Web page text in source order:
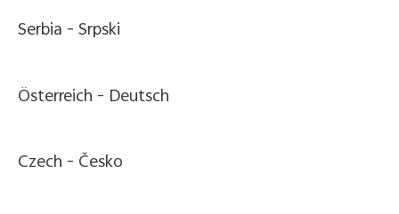
Serbia -Srpski
Österreich - Deutsch
Czech - Česko